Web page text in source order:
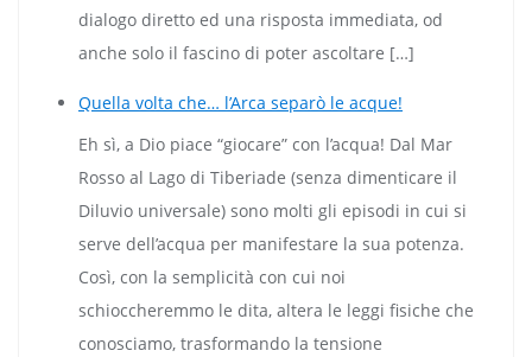
dialogo diretto ed una risposta immediata, od
anche solo il fascino di poter ascoltare […]
Quella volta che… l’Arca separò le acque!
Eh sì, a Dio piace “giocare” con l’acqua! Dal Mar
Rosso al Lago di Tiberiade (senza dimenticare il
Diluvio universale) sono molti gli episodi in cui si
serve dell’acqua per manifestare la sua potenza.
Così, con la semplicità con cui noi
schioccheremmo le dita, altera le leggi fisiche che
conosciamo, trasformando la tensione